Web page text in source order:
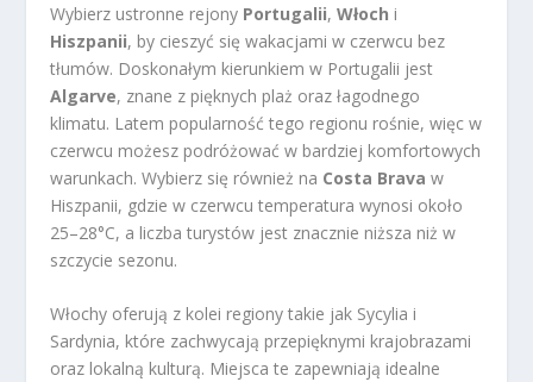
Wybierz ustronne rejony Portugalii,Włoch i
Hiszpanii, by cieszyć się wakacjami w czerwcu bez
tłumów. Doskonałym kierunkiem w Portugalii jest
Algarve, znane z pięknych plaż oraz łagodnego
klimatu. Latem popularność tego regionu rośnie, więc w
czerwcu możesz podróżować w bardziej komfortowych
warunkach. Wybierz się również na Costa Brava w
Hiszpanii, gdzie w czerwcu temperatura wynosi około
25–28°C, a liczba turystów jest znacznie niższa niż w
szczycie sezonu.
Włochy oferują z kolei regiony takie jak Sycylia i
Sardynia, które zachwycają przepięknymi krajobrazami
oraz lokalną kulturą. Miejsca te zapewniają idealne